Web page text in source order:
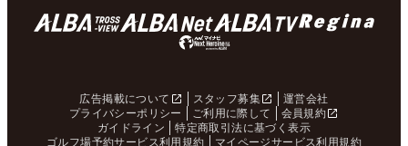
広告掲載について スタッフ募集
運営会社
プライバシーポリシー
ご利用に際して
会員規約
ガイドライン
特定商取引法に基づく表示
ゴルフ場予約サービス利用規約
マイページサービス利用規約